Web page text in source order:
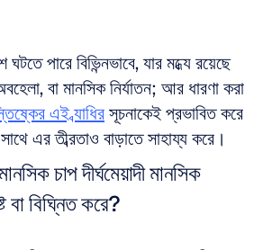
পারে বিভিন্নভাবে, যার মধ্যে রয়েছে
বা মানসিক নির্যাতন; আর ধারণা করা
এই ব্যাধির সূচনাকেই প্রভাবিত করে
এর তীব্রতাও বাড়াতে সাহায্য করে।
চাপ দীর্ঘমেয়াদী মানসিক
বা বিঘ্নিত করে?